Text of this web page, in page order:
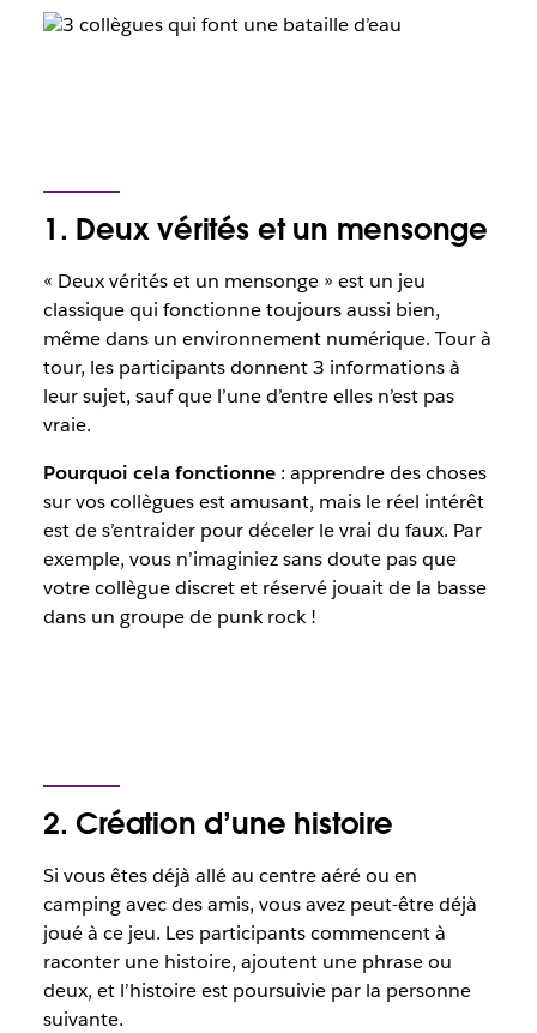
1. Deux vérités et un mensonge
« Deux vérités et un mensonge » est un jeu
classique qui fonctionne toujours aussi bien,
même dans un environnement numérique. Tour à
tour, les participants donnent 3 informations à
leur sujet, sauf que l’une d’entre elles n’est pas
vraie.
Pourquoi cela fonctionne: apprendre des choses
sur vos collègues est amusant, mais le réel intérêt
est de s’entraider pour déceler le vrai du faux. Par
exemple, vous n’imaginiez sans doute pas que
votre collègue discret et réservé jouait de la basse
dans un groupe de punk rock !
2. Création d’une histoire
Si vous êtes déjà allé au centre aéré ou en
camping avec des amis, vous avez peut-être déjà
joué à ce jeu. Les participants commencent à
raconter une histoire, ajoutent une phrase ou
deux, et l’histoire est poursuivie par la personne
suivante.